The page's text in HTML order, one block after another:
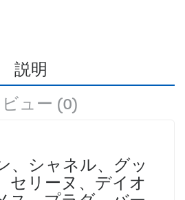
説明
ュー (0)
、シャネル、グッ
セリーヌ、デイオ